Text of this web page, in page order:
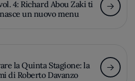
4: Richard Abou Zaki ti
un nuovo menu
la Quinta Stagione: la
di Roberto Davanzo